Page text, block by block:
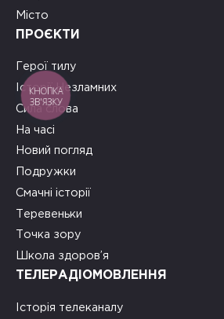
Місто
ПРОЄКТИ
Герої тилу
Історії Незламних
Сила слова
На часі
Новий погляд
Подружки
Смачні історії
Теревеньки
Точка зору
Школа здоров’я
ТЕЛЕРАДІОМОВЛЕННЯ
Історія телеканалу
КНОПКА
ЗВ'ЯЗКУ